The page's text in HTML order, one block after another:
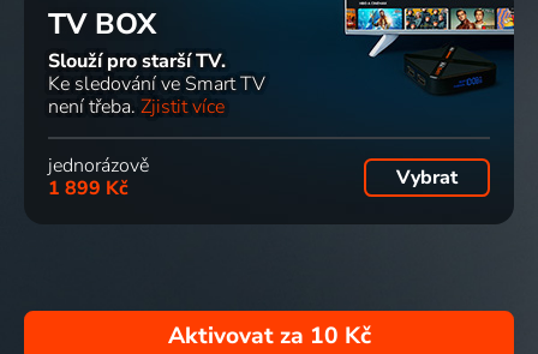
TV BOX
Slouží pro starší TV.
Ke sledování ve Smart TV
není třeba. Zjistit více
jednorázově
1 899 Kč
Vybrat
Aktivovat za 10 Kč